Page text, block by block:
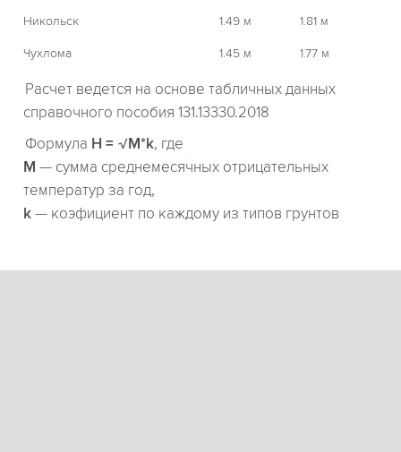
Никольск 1.49 м 1.81 м
Чухлома 1.45 м 1.77 м
Расчет ведется на основе табличных данных
справочного пособия 131.13330.2018
Формула H = √M*k, где
М — сумма среднемесячных отрицательных
температур за год,
k — коэфициент по каждому из типов грунтов